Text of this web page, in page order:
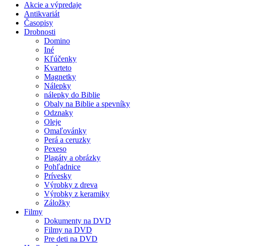
Akcie a výpredaje
Antikvariát
Časopisy
Drobnosti
Domino
Iné
Kľúčenky
Kvarteto
Magnetky
Nálepky
nálepky do Biblie
Obaly na Biblie a spevníky
Odznaky
Oleje
Omaľovánky
Perá a ceruzky
Pexeso
Plagáty a obrázky
Pohľadnice
Prívesky
Výrobky z dreva
Výrobky z keramiky
Záložky
Filmy
Dokumenty na DVD
Filmy na DVD
Pre deti na DVD